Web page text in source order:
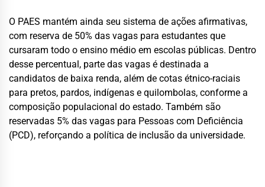
O PAES mantém ainda seu sistema de ações afirmativas,
com reserva de 50% das vagas para estudantes que
cursaram todo o ensino médio em escolas públicas. Dentro
desse percentual, parte das vagas é destinada a
candidatos de baixa renda, além de cotas étnico-raciais
para pretos, pardos, indígenas e quilombolas, conforme a
composição populacional do estado. Também são
reservadas 5% das vagas para Pessoas com Deficiência
(PCD), reforçando a política de inclusão da universidade.